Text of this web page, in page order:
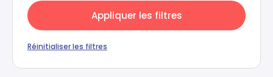
Appliquer les filtres
Réinitialiser les filtres